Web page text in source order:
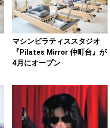
マシンピラティススタジオ
『Pilates Mirror 仲町台』が
4月にオープン